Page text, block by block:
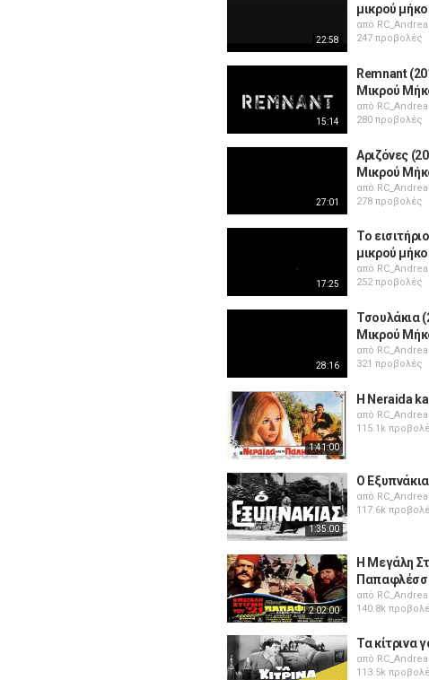
22:58
μικρού
από
247 προβολές
15:14
Remnant
Μικρού
από
280 προβολές
27:01
Αριζόνες
Μικρού
από
278 προβολές
17:25
Το
μικρού
από
252 προβολές
28:16
Τσουλάκια
Μικρού
από
321 προβολές
1:41:00
H Neraida
από
115.1k
1:35:00
Ο
από
117.6k
2:02:00
Η Μεγάλη
από
140.8k
Τα κίτρινα
από
113.5k